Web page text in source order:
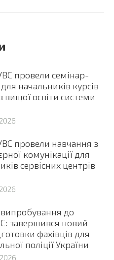
провели семінар-
начальників курсів
вищої освіти системи
провели навчання з
комунікації для
сервісних центрів
випробування до
завершився новий
фахівців для
поліції України